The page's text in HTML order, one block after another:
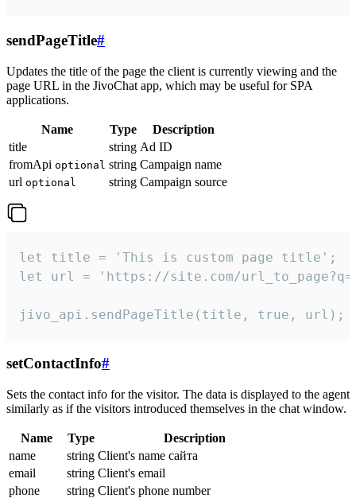
sendPageTitle#
Updates the title of the page the client is currently viewing and the
page URL in the JivoChat app, which may be useful for SPA
applications.
Name Type
Description
title
string Ad ID
fromApi optional string Campaign name
url optional string Campaign source
let title = 'This is custom page title';
let url = 'https://site.com/
jivo_api.sendPageTitle(title, true, url);
setContactInfo#
Sets the contact info for the visitor. The data is displayed to the agent
similarly as if the visitors introduced themselves in the chat window.
Name Type
Description
name
string Client's name сайта
email
string Client's email
phone
string Client's phone number